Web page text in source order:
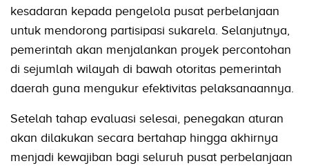
kesadaran kepada pengelola pusat perbelanjaan
untuk mendorong partisipasi sukarela. Selanjutnya,
pemerintah akan menjalankan proyek percontohan
di sejumlah wilayah di bawah otoritas pemerintah
daerah guna mengukur efektivitas pelaksanaannya.
Setelah tahap evaluasi selesai, penegakan aturan
akan dilakukan secara bertahap hingga akhirnya
menjadi kewajiban bagi seluruh pusat perbelanjaan